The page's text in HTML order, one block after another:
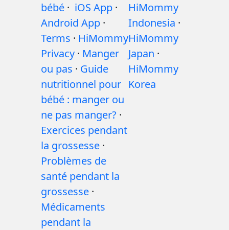
bébé · iOS App ·
Android App ·
Terms · HiMommy
Privacy · Manger
ou pas · Guide
nutritionnel pour
bébé : manger ou
ne pas manger? ·
Exercices pendant
la grossesse ·
Problèmes de
santé pendant la
grossesse ·
Médicaments
pendant la
HiMommy
Indonesia ·
HiMommy
Japan ·
HiMommy
Korea